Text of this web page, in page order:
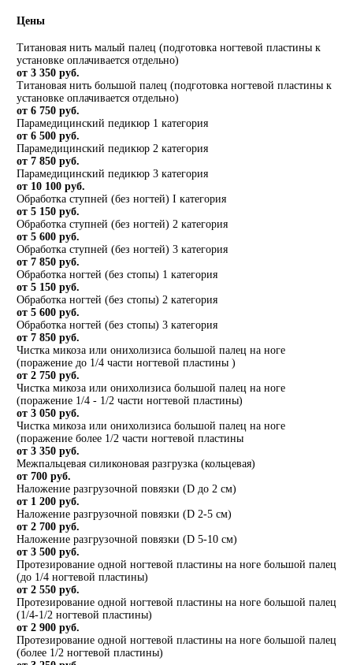
Цены
Титановая нить малый палец (подготовка ногтевой пластины к
установке оплачивается отдельно)
от 3 350 руб.
Титановая нить большой палец (подготовка ногтевой пластины к
установке оплачивается отдельно)
от 6 750 руб.
Парамедицинский педикюр 1 категория
от 6 500 руб.
Парамедицинский педикюр 2 категория
от 7 850 руб.
Парамедицинский педикюр 3 категория
от 10 100 руб.
Обработка ступней (без ногтей) I категория
от 5 150 руб.
Обработка ступней (без ногтей) 2 категория
от 5 600 руб.
Обработка ступней (без ногтей) 3 категория
от 7 850 руб.
Обработка ногтей (без стопы) 1 категория
от 5 150 руб.
Обработка ногтей (без стопы) 2 категория
от 5 600 руб.
Обработка ногтей (без стопы) 3 категория
от 7 850 руб.
Чистка микоза или онихолизиса большой палец на ноге
(поражение до 1/4 части ногтевой пластины )
от 2 750 руб.
Чистка микоза или онихолизиса большой палец на ноге
(поражение 1/4 - 1/2 части ногтевой пластины)
от 3 050 руб.
Чистка микоза или онихолизиса большой палец на ноге
(поражение более 1/2 части ногтевой пластины
от 3 350 руб.
Межпальцевая силиконовая разгрузка (кольцевая)
от 700 руб.
Наложение разгрузочной повязки (D до 2 см)
от 1 200 руб.
Наложение разгрузочной повязки (D 2-5 см)
от 2 700 руб.
Наложение разгрузочной повязки (D 5-10 см)
от 3 500 руб.
Протезирование одной ногтевой пластины на ноге большой палец
(до 1/4 ногтевой пластины)
от 2 550 руб.
Протезирование одной ногтевой пластины на ноге большой палец
(1/4-1/2 ногтевой пластины)
от 2 900 руб.
Протезирование одной ногтевой пластины на ноге большой палец
(более 1/2 ногтевой пластины)